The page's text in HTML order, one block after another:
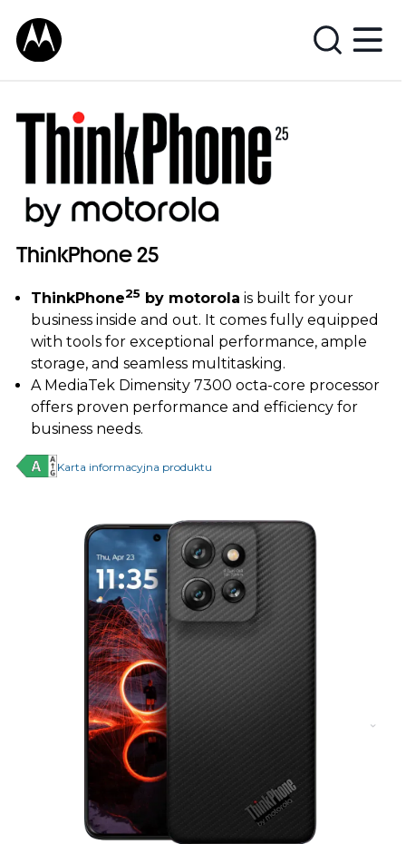
h
o
n
ThinkPhone 25
ThinkPhone25 by motorola is built for your
business inside and out. It comes fully equipped
with tools for exceptional performance, ample
storage, and seamless multitasking.
A MediaTek Dimensity 7300 octa-core processor
offers proven performance and efficiency for
business needs.
Karta informacyjna produktu